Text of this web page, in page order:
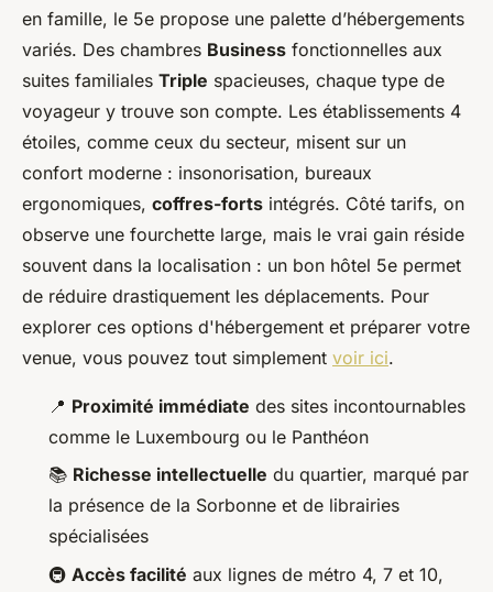
en famille, le 5e propose une palette d’hébergements
variés. Des chambres Business fonctionnelles aux
suites familiales Triple spacieuses, chaque type de
voyageur y trouve son compte. Les établissements 4
étoiles, comme ceux du secteur, misent sur un
confort moderne : insonorisation, bureaux
ergonomiques, coffres-forts intégrés. Côté tarifs, on
observe une fourchette large, mais le vrai gain réside
souvent dans la localisation : un bon hôtel 5e permet
de réduire drastiquement les déplacements. Pour
explorer ces options d'hébergement et préparer votre
venue, vous pouvez tout simplement voir ici.
📍 Proximité immédiate des sites incontournables
comme le Luxembourg ou le Panthéon
📚 Richesse intellectuelle du quartier, marqué par
la présence de la Sorbonne et de librairies
spécialisées
🚇 Accès facilité aux lignes de métro 4, 7 et 10,